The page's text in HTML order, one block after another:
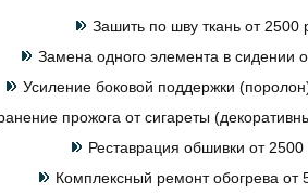
Зашить по шву ткань от 2500
Замена одного элемента в сидении
Усиление боковой поддержки
прожога от сигареты
Реставрация обшивки от 2500
Комплексный ремонт обогрева от